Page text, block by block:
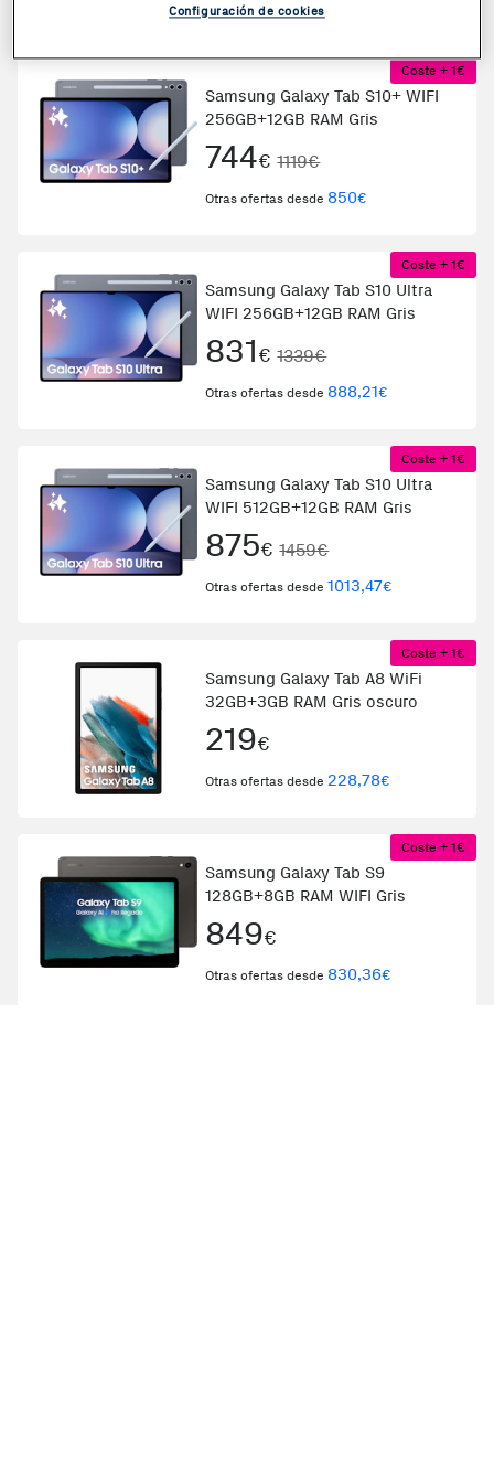
Otras ofertas desde
Coste + 1€
Samsung Galaxy Tab S10+ WIFI
256GB+12GB RAM Gris
744€ 1119€
Otras ofertas desde 850€
Coste + 1€
Samsung Galaxy Tab S10 Ultra
WIFI 256GB+12GB RAM Gris
831€ 1339€
Otras ofertas desde 888,21€
Coste + 1€
Samsung Galaxy Tab S10 Ultra
WIFI 512GB+12GB RAM Gris
875€ 1459€
Otras ofertas desde1013,47€
Coste + 1€
Samsung Galaxy Tab A8 WiFi
32GB+3GB RAM Gris oscuro
219€
Otras ofertas desde228,78€
Coste + 1€
Samsung Galaxy Tab S9
128GB+8GB RAM WIFI Gris
849€
Otras ofertas desde 830,36€
Configuración de cookies